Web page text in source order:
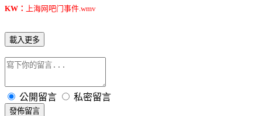
KW： 上海网吧门事件.wmv
載入更多
公開留言 私密留言
發佈留言